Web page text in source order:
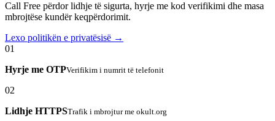
Call Free përdor lidhje të sigurta, hyrje me kod verifikimi dhe masa
mbrojtëse kundër keqpërdorimit.
Lexo politikën e privatësisë →
01
Hyrje me OTPVerifikim i numrit të telefonit
02
Lidhje HTTPSTrafik i mbrojtur me okult.org